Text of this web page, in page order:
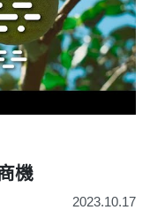
機
2023.10.17